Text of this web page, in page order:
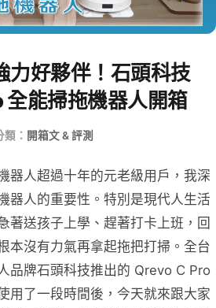
力好夥伴！石頭科技
全能掃拖機器人開箱
類： 開箱文 & 評測
器人超過十年的元老級用戶，我深
器人的重要性。特別是現代人生活
著送孩子上學、趕著打卡上班，回
本沒有力氣再拿起拖把打掃。全台
品牌石頭科技推出的 Qrevo C Pro
用了一段時間後，今天就來跟大家